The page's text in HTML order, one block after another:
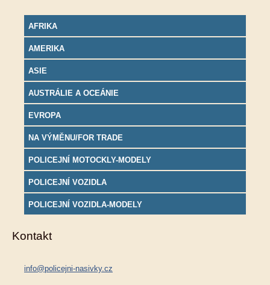
AFRIKA
AMERIKA
ASIE
AUSTRÁLIE A OCEÁNIE
EVROPA
NA VÝMĚNU/FOR TRADE
POLICEJNÍ MOTOCKLY-MODELY
POLICEJNÍ VOZIDLA
POLICEJNÍ VOZIDLA-MODELY
Kontakt
info@policejni-nasivky.cz